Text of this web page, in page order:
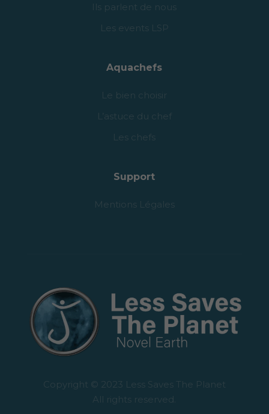
Ils parlent de nous
Les events LSP
Aquachefs
Le bien choisir
L’astuce du chef
Les chefs
Support
Mentions Légales
Copyright © 2023 Less Saves The Planet
All rights reserved.